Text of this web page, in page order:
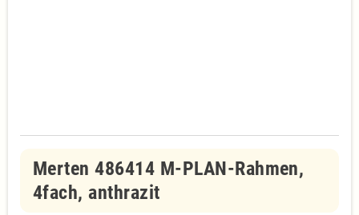
Merten 486414 M-PLAN-Rahmen,
4fach, anthrazit